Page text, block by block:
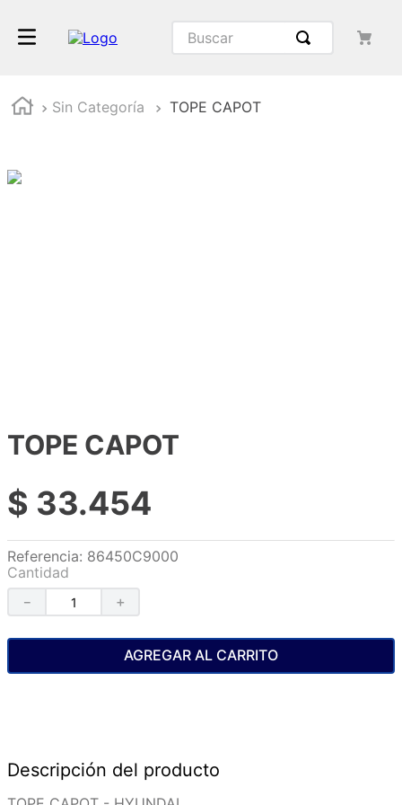
Buscar
Sin Categoría TOPE CAPOT
TOPE CAPOT
$ 33.454
Referencia: 86450C9000
Cantidad
＋
－
AGREGAR AL CARRITO
Descripción del producto